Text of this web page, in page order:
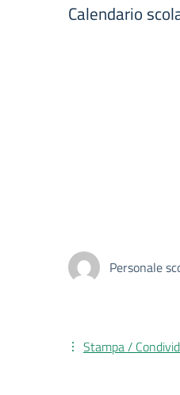
Calendario
Personale
Stampa /